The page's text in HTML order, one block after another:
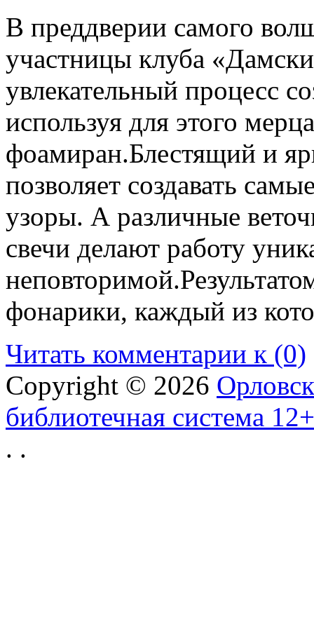
В преддверии самого
участницы клуба
увлекательный процесс
используя для этого
фоамиран.Блестящий и
позволяет создавать
узоры. А различные
свечи делают работу
фонарики, каждый из
Читать комментарии к (0)
Copyright © 2026
библиотечная система 12+
. .